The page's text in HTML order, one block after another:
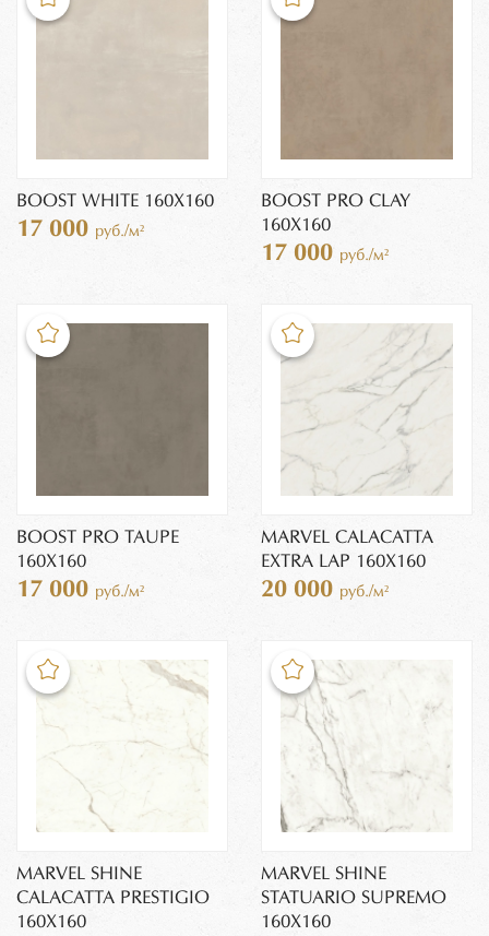
BOOST WHITE 160X160
17 000 руб./м²
BOOST PRO CLAY
160X160
17 000 руб./м²
BOOST PRO TAUPE
160X160
17 000 руб./м²
MARVEL CALACATTA
EXTRA LAP 160X160
20 000 руб./м²
MARVEL SHINE
CALACATTA PRESTIGIO
160X160
MARVEL SHINE
STATUARIO SUPREMO
160X160